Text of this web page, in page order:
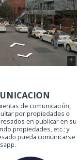
de comunicación,
por propiedades o
en publicar en su
propiedades, etc.; y
pueda comunicarse